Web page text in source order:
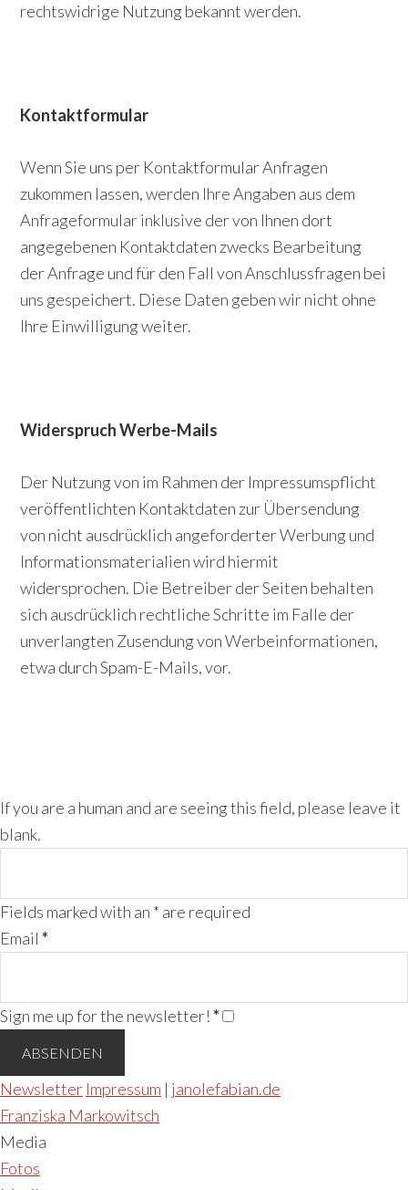
rechtswidrige Nutzung bekannt werden.
Kontaktformular
Wenn Sie uns per Kontaktformular Anfragen
zukommen lassen, werden Ihre Angaben aus dem
Anfrageformular inklusive der von Ihnen dort
angegebenen Kontaktdaten zwecks Bearbeitung
der Anfrage und für den Fall von Anschlussfragen bei
uns gespeichert. Diese Daten geben wir nicht ohne
Ihre Einwilligung weiter.
Widerspruch Werbe-Mails
Der Nutzung von im Rahmen der Impressumspflicht
veröffentlichten Kontaktdaten zur Übersendung
von nicht ausdrücklich angeforderter Werbung und
Informationsmaterialien wird hiermit
widersprochen. Die Betreiber der Seiten behalten
sich ausdrücklich rechtliche Schritte im Falle der
unverlangten Zusendung von Werbeinformationen,
etwa durch Spam-E-Mails, vor.
If you are a human and are seeing this field, please leave it
blank.
Fields marked with an * are required
Email *
Sign me up for the newsletter!*
Newsletter Impressum | janolefabian.de
Franziska Markowitsch
Media
Fotos